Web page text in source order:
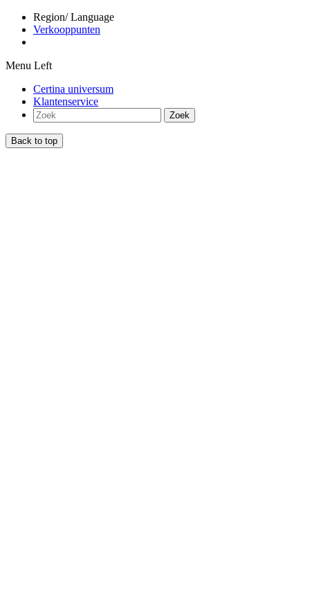
Region/ Language
Verkooppunten
Menu Left
Certina universum
Klantenservice
Zoek
Back to top